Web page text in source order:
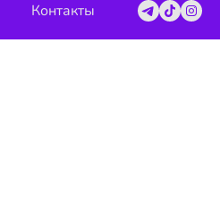
Контакты